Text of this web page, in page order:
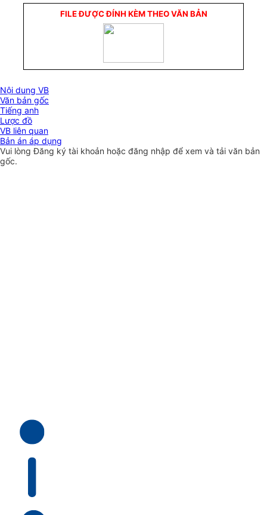
FILE ĐƯỢC ĐÍNH KÈM THEO VĂN BẢN
Nội dung VB
Văn bản gốc
Tiếng anh
Lược đồ
VB liên quan
Bản án áp dụng
Vui lòngĐăng ký tài khoản hoặc đăng nhập để xem và tải văn bản
gốc.